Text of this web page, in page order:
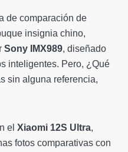
de comparación de
insignia chino,
Sony IMX989, diseñado
inteligentes. Pero, ¿Qué
sin alguna referencia,
el Xiaomi 12S Ultra,
fotos comparativas con